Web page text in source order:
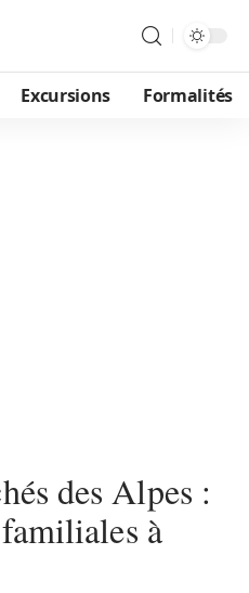
Excursions Formalités
des Alpes :
à